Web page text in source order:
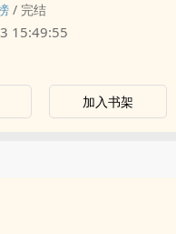
/ 完结
15:49:55
加入书架